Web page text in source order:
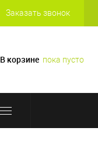
Заказать звонок
В корзине пока пусто